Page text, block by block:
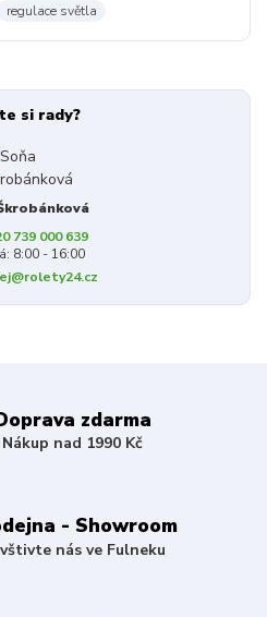
regulace světla
si rady?
739 000 639
8:00 - 16:00
zdarma
Nákup nad 1990 Kč
- Showroom
nás ve Fulneku